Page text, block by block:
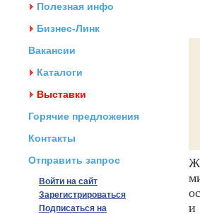
Полезная инфо
Бизнес-Линк
Вакансии
Каталоги
Выставки
Горячие предложения
Контакты
Отправить запрос
Войти на сайт
Зарегистрироваться
Подписаться на
и